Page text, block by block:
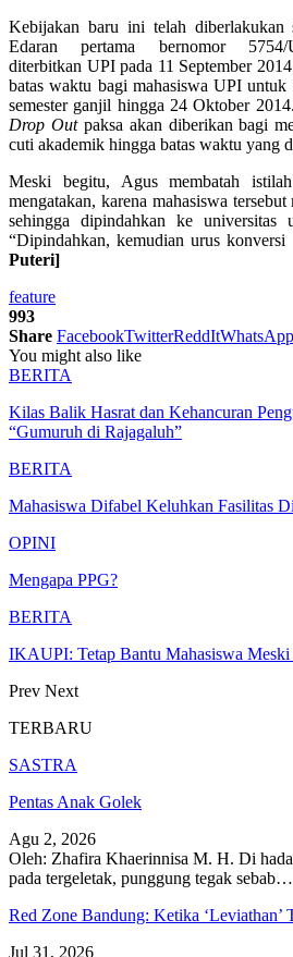
Kebijakan baru ini telah diberlakukan
Edaran pertama bernomor 5754/
diterbitkan UPI pada 11 September
batas waktu bagi mahasiswa UPI
semester ganjil hingga 24 Oktober
Drop Outpaksa akan diberikan bagi
cuti akademik hingga batas waktu yang
Meski begitu, Agus membatah
mengatakan, karena mahasiswa
sehingga dipindahkan ke universitas
“Dipindahkan, kemudian urus
Puteri]
feature
993
Share FacebookTwitterReddItWhatsApp
You might also like
BERITA
Kilas Balik Hasrat dan Kehancuran
“Gumuruh di Rajagaluh”
BERITA
Mahasiswa Difabel Keluhkan Fasilitas
OPINI
Mengapa PPG?
BERITA
IKAUPI: Tetap Bantu Mahasiswa
Prev Next
TERBARU
SASTRA
Pentas Anak Golek
Agu 2, 2026
Oleh: Zhafira Khaerinnisa M. H. Di
pada tergeletak, punggung tegak sebab…
Red Zone Bandung: Ketika ‘Leviathan’
Jul 31, 2026